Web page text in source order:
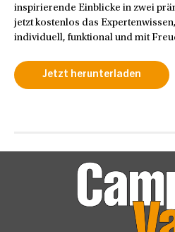
inspirierende Einblicke in zwei
jetzt kostenlos das
individuell, funktional und mit
Jetzt herunterladen